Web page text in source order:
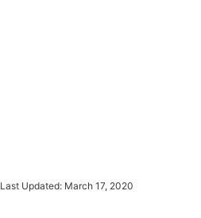
Last Updated: March 17, 2020